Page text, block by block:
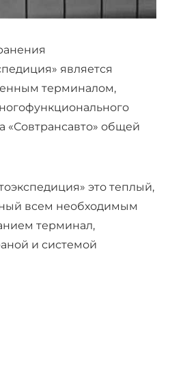
является
терминалом,
«Совтрансавто» общей
это теплый,
всем необходимым
терминал,
и системой